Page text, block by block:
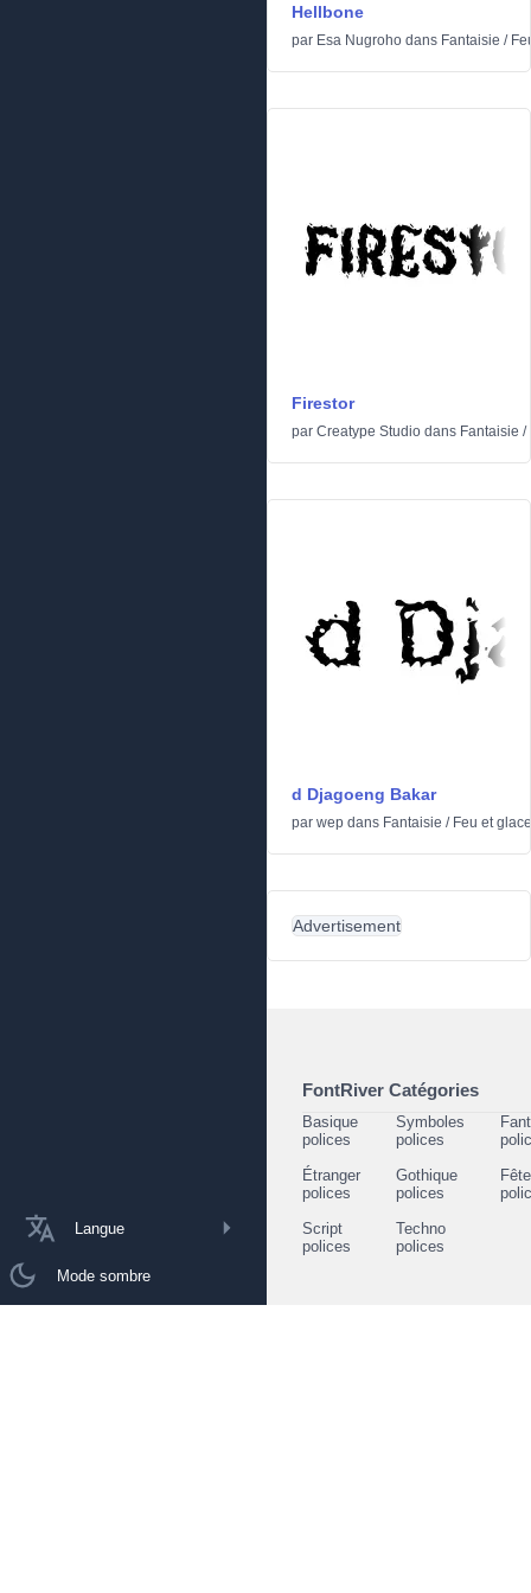
Langue
Mode sombre
Hellbone
par Esa Nugroho dans Fantaisie /
Firestor
par Creatype Studio dans Fantaisie /
d Djagoeng Bakar
par wep dans Fantaisie / Feu et glace
Advertisement
FontRiver Catégories
Basique
polices
Symboles
polices
Étranger
polices
Gothique
polices
Script
polices
Techno
polices